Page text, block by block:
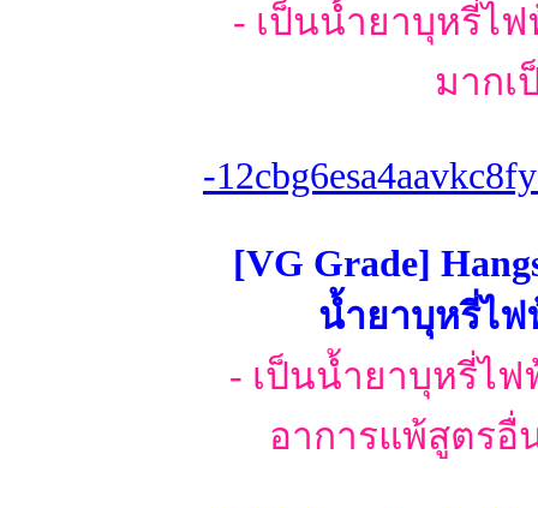
- เป็นน้ำยาบุหรี่ไ
มากเ
-
[VG Grade]
น้ำยาบุหรี่ไ
- เป็นน้ำยาบุหรี่ไ
อาการแพ้สูตร